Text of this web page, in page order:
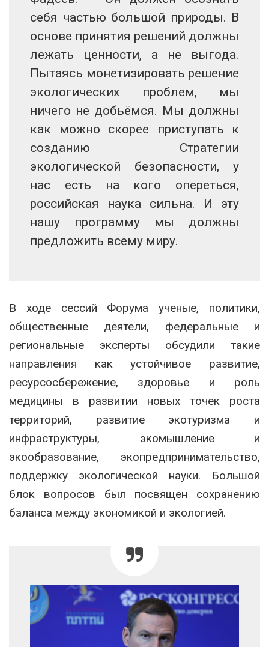
себя частью большой природы. В
основе принятия решений должны
лежать ценности, а не выгода.
Пытаясь монетизировать решение
экологических проблем, мы
ничего не добьёмся. Мы должны
как можно скорее приступать к
созданию Стратегии
экологической безопасности, у
нас есть на кого опереться,
российская наука сильна. И эту
нашу программу мы должны
предложить всему миру.
В ходе сессий Форума ученые, политики,
общественные деятели, федеральные и
региональные эксперты обсудили такие
направления как устойчивое развитие,
ресурсосбережение, здоровье и роль
медицины в развитии новых точек роста
территорий, развитие экотуризма и
инфраструктуры, экомышление и
экообразование, экопредпринимательство,
поддержку экологической науки. Большой
блок вопросов был посвящен сохранению
баланса между экономикой и экологией.